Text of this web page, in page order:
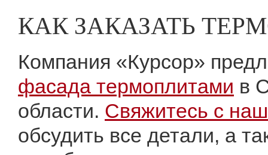
КАК ЗАКАЗАТЬ
Компания «Курсор»
фасада термоплитами в
области. Свяжитесь с
обсудить все детали, а